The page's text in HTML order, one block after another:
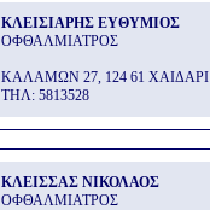
ΚΛΕΙΣΙΑΡΗΣ ΕΥΘΥΜΙΟΣ
ΟΦΘΑΛΜΙΑΤΡΟΣ
ΚΑΛΑΜΩΝ 27, 124 61 ΧΑΙΔΑΡΙ
THΛ: 5813528
ΚΛΕΙΣΣΑΣ ΝΙΚΟΛΑΟΣ
ΟΦΘΑΛΜΙΑΤΡΟΣ